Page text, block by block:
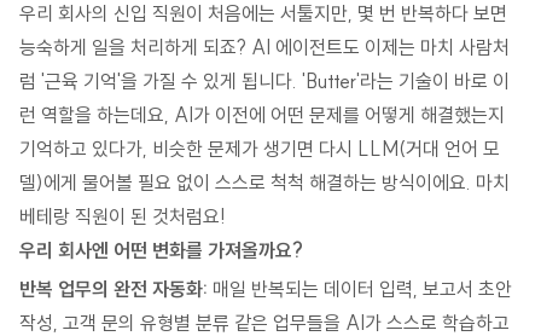
우리 회사의 신입 직원이 처음에는 서툴지만, 몇 번 반복하다 보면
능숙하게 일을 처리하게 되죠? AI 에이전트도 이제는 마치 사람처
럼 '근육 기억'을 가질 수 있게 됩니다. 'Butter'라는 기술이 바로 이
런 역할을 하는데요, AI가 이전에 어떤 문제를 어떻게 해결했는지
기억하고 있다가, 비슷한 문제가 생기면 다시 LLM(거대 언어 모
델)에게 물어볼 필요 없이 스스로 척척 해결하는 방식이에요. 마치
베테랑 직원이 된 것처럼요!
우리 회사엔 어떤 변화를 가져올까요?
반복 업무의 완전 자동화: 매일 반복되는 데이터 입력, 보고서 초안
작성, 고객 문의 유형별 분류 같은 업무들을 AI가 스스로 학습하고